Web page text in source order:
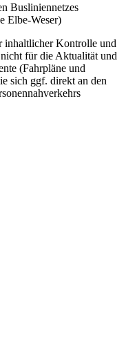
Busliniennetzes
Elbe-Weser)
inhaltlicher Kontrolle und
für die Aktualität und
(Fahrpläne und
sich ggf. direkt an den